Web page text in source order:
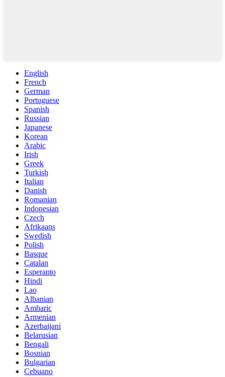
English
French
German
Portuguese
Spanish
Russian
Japanese
Korean
Arabic
Irish
Greek
Turkish
Italian
Danish
Romanian
Indonesian
Czech
Afrikaans
Swedish
Polish
Basque
Catalan
Esperanto
Hindi
Lao
Albanian
Amharic
Armenian
Azerbaijani
Belarusian
Bengali
Bosnian
Bulgarian
Cebuano